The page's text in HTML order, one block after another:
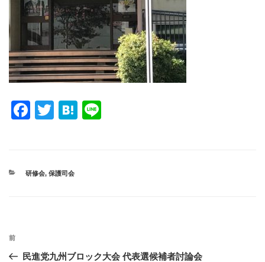
F
e
T
er
H
カ
研修会, 保護司会
投
過
去
前
民進党九州ブロック大会 代表選候補者討論会